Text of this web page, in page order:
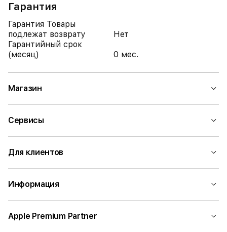
Гарантия
Гарантия Товары
подлежат возврату
Нет
Гарантийный срок
(месяц)
0 мес.
Магазин
Сервисы
Для клиентов
Информация
Apple Premium Partner